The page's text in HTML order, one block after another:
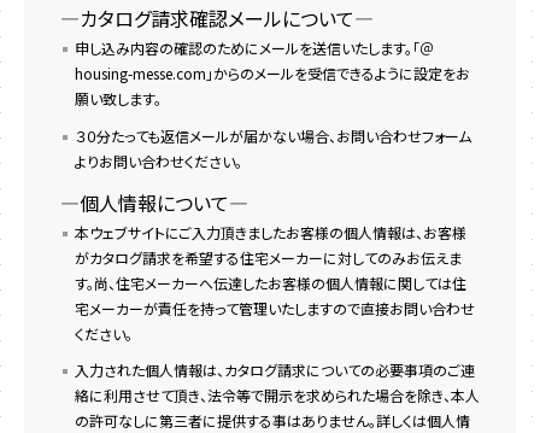
―カタログ請求確認メールについて―
申し込み内容の確認のためにメールを送信いたします。「＠
housing-messe.com」からのメールを受信できるように設定をお
願い致します。
３０分たっても返信メールが届かない場合、お問い合わせフォーム
よりお問い合わせください。
―個人情報について―
本ウェブサイトにご入力頂きましたお客様の個人情報は、お客様
がカタログ請求を希望する住宅メーカーに対してのみお伝えま
す。尚、住宅メーカーへ伝達したお客様の個人情報に関しては住
宅メーカーが責任を持って管理いたしますので直接お問い合わせ
ください。
入力された個人情報は、カタログ請求についての必要事項のご連
絡に利用させて頂き、法令等で開示を求められた場合を除き、本人
の許可なしに第三者に提供する事はありません。詳しくは個人情